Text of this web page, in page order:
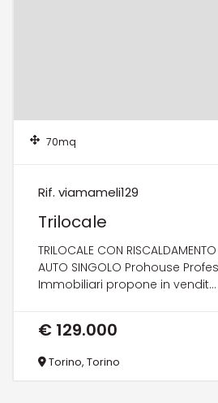
70mq
Rif. viamameli129
Trilocale
TRILOCALE CON
AUTO SINGOLO Prohouse
Immobiliari propone in vendit...
€ 129.000
Torino, Torino